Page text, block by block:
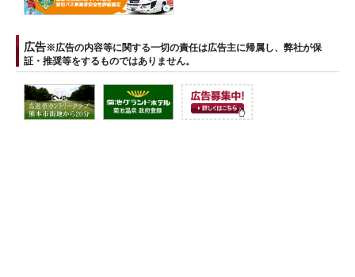
広告※広告の内容等に関する一切の責任は広告主に帰属し、弊社が保
証・推奨等をするものではありません。